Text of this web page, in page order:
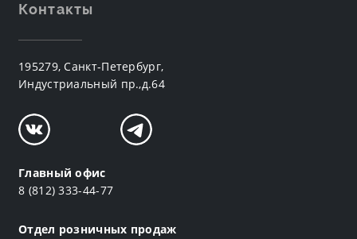
Контакты
195279, Санкт-Петербург,
Индустриальный пр.,д.64
Главный офис
8 (812) 333-44-77
Отдел розничных продаж